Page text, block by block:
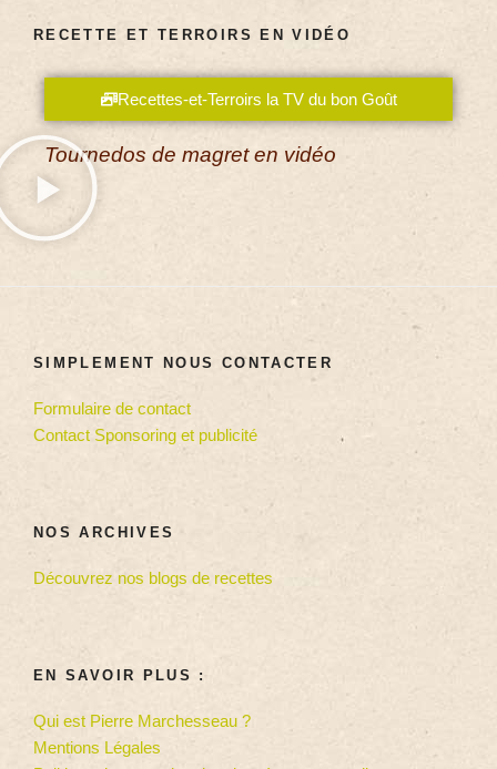
RECETTE ET TERROIRS EN VIDÉO
Recettes-et-Terroirs la TV du bon Goût
Tournedos de magret en vidéo
SIMPLEMENT NOUS CONTACTER
Formulaire de contact
Contact Sponsoring et publicité
NOS ARCHIVES
Découvrez nos blogs de recettes
EN SAVOIR PLUS :
Qui est Pierre Marchesseau ?
Mentions Légales